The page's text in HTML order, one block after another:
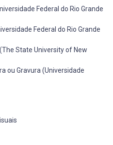
Federal do Rio Grande
Federal do Rio Grande
State University of New
ou Gravura (Universidade